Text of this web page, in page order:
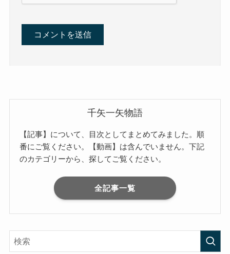
千矢一矢物語
【記事】について、目次としてまとめてみました。順
番にご覧ください。【動画】は含んでいません。下記
のカテゴリーから、探してご覧ください。
全記事一覧